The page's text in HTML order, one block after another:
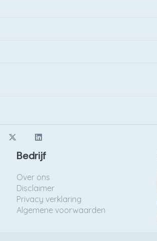
Bedrijf
Over ons
Disclaimer
Privacy verklaring
Algemene voorwaarden